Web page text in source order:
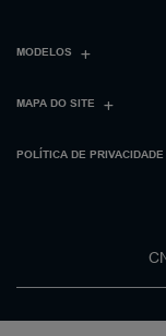
MODELOS
MAPA DO SITE
POLÍTICA DE PRIVACIDADE